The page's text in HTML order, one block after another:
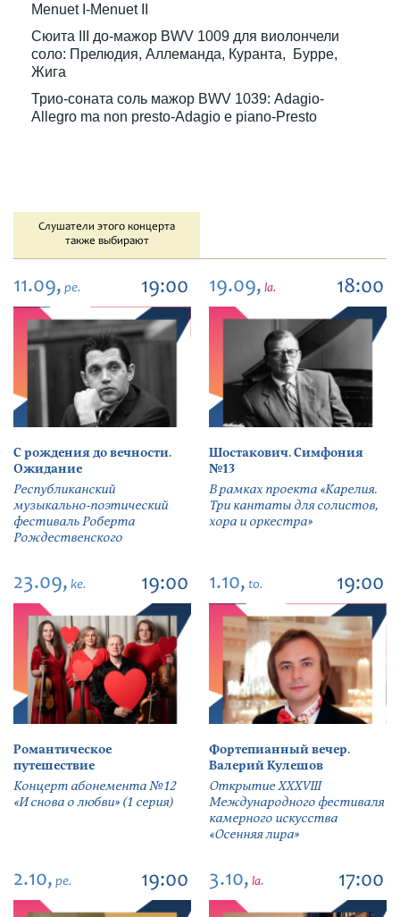
Menuet I-Menuet II
Сюита III до-мажор BWV 1009 для виолончели
соло: Прелюдия, Аллеманда, Куранта, Бурре,
Жига
Трио-соната соль мажор BWV 1039: Adagio-
Allegro ma non presto-Adagio e piano-Presto
Слушатели этого концерта
также выбирают
11.09, pe. 19:00
С рождения до вечности.
Ожидание
Республиканский
музыкально-поэтический
фестиваль Роберта
Рождественского
19.09, la. 18:00
Шостакович. Симфония
№13
В рамках проекта «Карелия.
Три кантаты для солистов,
хора и оркестра»
23.09, ke. 19:00
Романтическое
путешествие
Концерт абонемента №12
«И снова о любви» (1 серия)
1.10, to. 19:00
Фортепианный вечер.
Валерий Кулешов
Открытие ХХХVIII
Международного фестиваля
камерного искусства
«Осенняя лира»
2.10, pe. 19:00 3.10, la. 17:00